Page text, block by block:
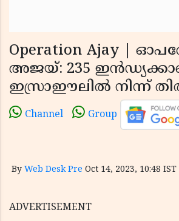
Operation Ajay |
അജയ്: 235
ഇസ്രാഈലില്‍ നിന്ന്
Channel Group
By Web Desk Pre Oct 14, 2023, 10:48 IST
ADVERTISEMENT